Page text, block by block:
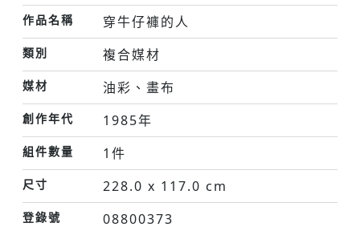
作品名稱 穿牛仔褲的人
類別 複合媒材
媒材 油彩、畫布
創作年代 1985年
組件數量 1件
尺寸 228.0 x 117.0 cm
登錄號 08800373